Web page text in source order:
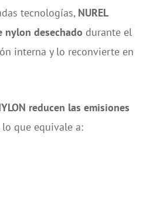
tecnologías, NUREL
nylon desechado durante el
interna y lo reconvierte en
reducen las emisiones
lo que equivale a: